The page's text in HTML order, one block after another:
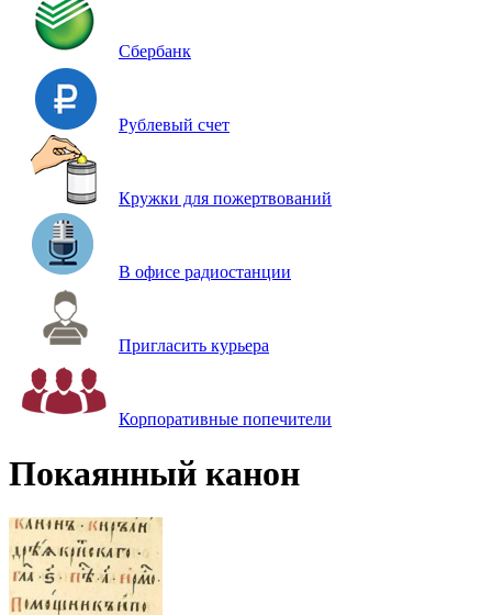
Сбербанк
Рублевый счет
Кружки для пожертвований
В офисе радиостанции
Пригласить курьера
Корпоративные попечители
Покаянный канон